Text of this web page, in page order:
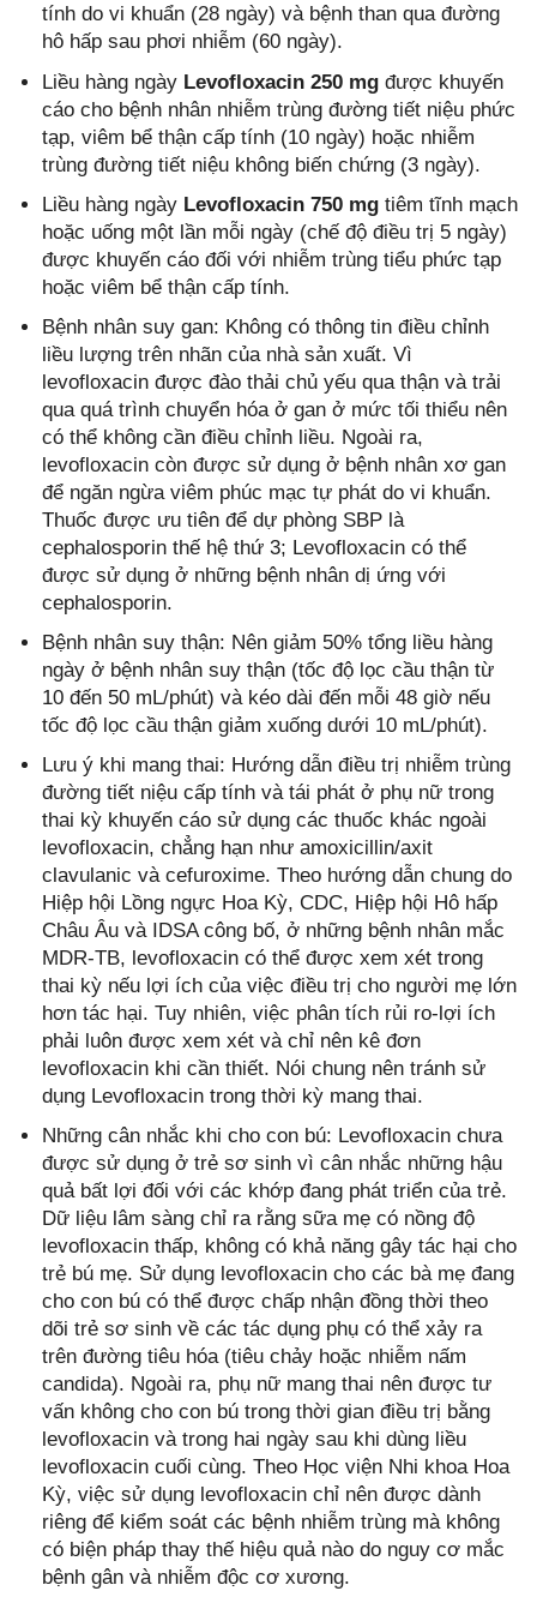
tính do vi khuẩn (28 ngày) và bệnh than qua đường
hô hấp sau phơi nhiễm (60 ngày).
Liều hàng ngày Levofloxacin 250 mg được khuyến
cáo cho bệnh nhân nhiễm trùng đường tiết niệu phức
tạp, viêm bể thận cấp tính (10 ngày) hoặc nhiễm
trùng đường tiết niệu không biến chứng (3 ngày).
Liều hàng ngày Levofloxacin 750 mg tiêm tĩnh mạch
hoặc uống một lần mỗi ngày (chế độ điều trị 5 ngày)
được khuyến cáo đối với nhiễm trùng tiểu phức tạp
hoặc viêm bể thận cấp tính.
Bệnh nhân suy gan: Không có thông tin điều chỉnh
liều lượng trên nhãn của nhà sản xuất. Vì
levofloxacin được đào thải chủ yếu qua thận và trải
qua quá trình chuyển hóa ở gan ở mức tối thiểu nên
có thể không cần điều chỉnh liều. Ngoài ra,
levofloxacin còn được sử dụng ở bệnh nhân xơ gan
để ngăn ngừa viêm phúc mạc tự phát do vi khuẩn.
Thuốc được ưu tiên để dự phòng SBP là
cephalosporin thế hệ thứ 3; Levofloxacin có thể
được sử dụng ở những bệnh nhân dị ứng với
cephalosporin.
Bệnh nhân suy thận: Nên giảm 50% tổng liều hàng
ngày ở bệnh nhân suy thận (tốc độ lọc cầu thận từ
10 đến 50 mL/phút) và kéo dài đến mỗi 48 giờ nếu
tốc độ lọc cầu thận giảm xuống dưới 10 mL/phút).
Lưu ý khi mang thai: Hướng dẫn điều trị nhiễm trùng
đường tiết niệu cấp tính và tái phát ở phụ nữ trong
thai kỳ khuyến cáo sử dụng các thuốc khác ngoài
levofloxacin, chẳng hạn như amoxicillin/axit
clavulanic và cefuroxime. Theo hướng dẫn chung do
Hiệp hội Lồng ngực Hoa Kỳ, CDC, Hiệp hội Hô hấp
Châu Âu và IDSA công bố, ở những bệnh nhân mắc
MDR-TB, levofloxacin có thể được xem xét trong
thai kỳ nếu lợi ích của việc điều trị cho người mẹ lớn
hơn tác hại. Tuy nhiên, việc phân tích rủi ro-lợi ích
phải luôn được xem xét và chỉ nên kê đơn
levofloxacin khi cần thiết. Nói chung nên tránh sử
dụng Levofloxacin trong thời kỳ mang thai.
Những cân nhắc khi cho con bú: Levofloxacin chưa
được sử dụng ở trẻ sơ sinh vì cân nhắc những hậu
quả bất lợi đối với các khớp đang phát triển của trẻ.
Dữ liệu lâm sàng chỉ ra rằng sữa mẹ có nồng độ
levofloxacin thấp, không có khả năng gây tác hại cho
trẻ bú mẹ. Sử dụng levofloxacin cho các bà mẹ đang
cho con bú có thể được chấp nhận đồng thời theo
dõi trẻ sơ sinh về các tác dụng phụ có thể xảy ra
trên đường tiêu hóa (tiêu chảy hoặc nhiễm nấm
candida). Ngoài ra, phụ nữ mang thai nên được tư
vấn không cho con bú trong thời gian điều trị bằng
levofloxacin và trong hai ngày sau khi dùng liều
levofloxacin cuối cùng. Theo Học viện Nhi khoa Hoa
Kỳ, việc sử dụng levofloxacin chỉ nên được dành
riêng để kiểm soát các bệnh nhiễm trùng mà không
có biện pháp thay thế hiệu quả nào do nguy cơ mắc
bệnh gân và nhiễm độc cơ xương.